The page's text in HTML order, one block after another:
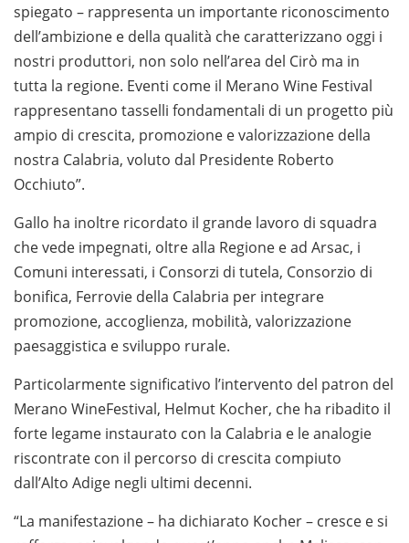
spiegato – rappresenta un importante riconoscimento
dell’ambizione e della qualità che caratterizzano oggi i
nostri produttori, non solo nell’area del Cirò ma in
tutta la regione. Eventi come il Merano Wine Festival
rappresentano tasselli fondamentali di un progetto più
ampio di crescita, promozione e valorizzazione della
nostra Calabria, voluto dal Presidente Roberto
Occhiuto”.
Gallo ha inoltre ricordato il grande lavoro di squadra
che vede impegnati, oltre alla Regione e ad Arsac, i
Comuni interessati, i Consorzi di tutela, Consorzio di
bonifica, Ferrovie della Calabria per integrare
promozione, accoglienza, mobilità, valorizzazione
paesaggistica e sviluppo rurale.
Particolarmente significativo l’intervento del patron del
Merano WineFestival, Helmut Kocher, che ha ribadito il
forte legame instaurato con la Calabria e le analogie
riscontrate con il percorso di crescita compiuto
dall’Alto Adige negli ultimi decenni.
“La manifestazione – ha dichiarato Kocher – cresce e si